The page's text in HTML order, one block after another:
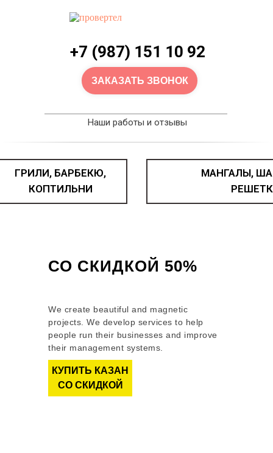
+7 (987) 151 10 92
Наши работы и отзывы
ЗАКАЗАТЬ ЗВОНОК
Как получить скидку?
ГРИЛИ, БАРБЕКЮ,
КОПТИЛЬНИ
МАНГАЛЫ,
СО СКИДКОЙ 50%
We create beautiful and magnetic
projects. We develop services to help
people run their businesses and improve
their management systems.
КУПИТЬ КАЗАН
СО СКИДКОЙ